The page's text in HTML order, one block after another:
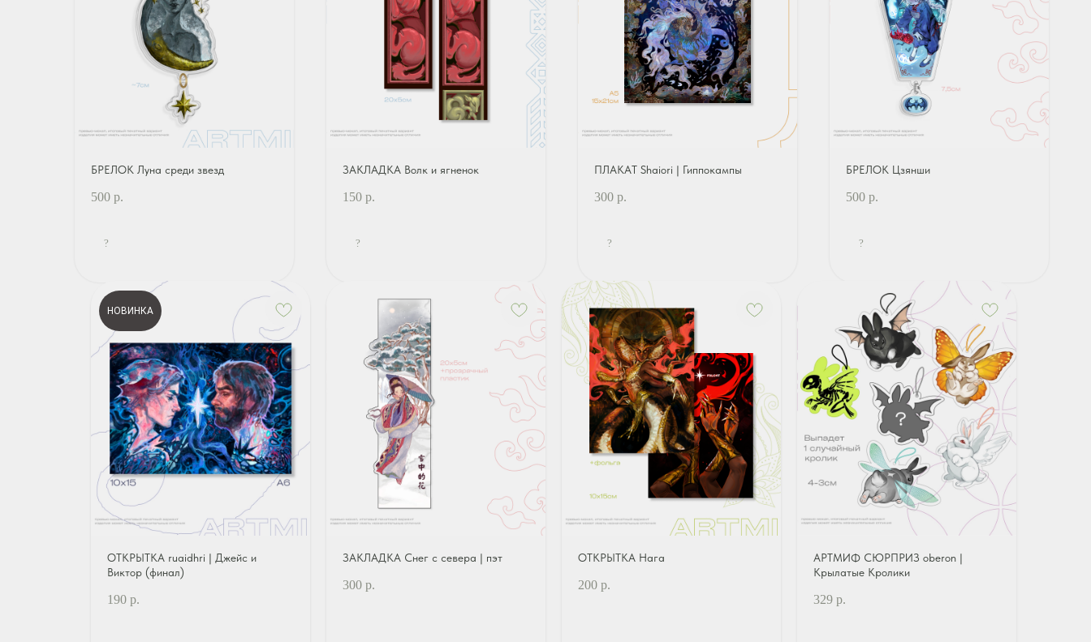
БРЕЛОК Луна среди звезд
500 р.
?
ЗАКЛАДКА Волк и ягненок
150 р.
?
ПЛАКАТ Shaiori | Гиппокампы
300 р.
?
БРЕЛОК Цзянши
500 р.
?
НОВИНКА
ОТКРЫТКА ruaidhri | Джейс и
Виктор (финал)
190 р.
ЗАКЛАДКА Снег с севера | пэт
300 р.
ОТКРЫТКА Нага
200 р.
АРТМИФ СЮРПРИЗ oberon |
Крылатые Кролики
329 р.